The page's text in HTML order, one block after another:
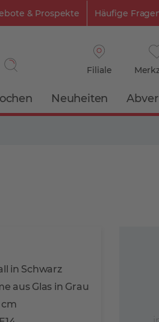
& Prospekte Häufige
Filiale
Neuheiten
in Schwarz
aus Glas in Grau
cm